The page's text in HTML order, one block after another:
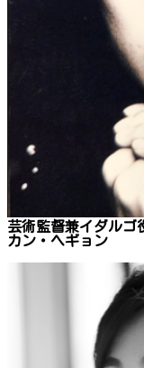
芸術監督兼イダルゴ
カン・ヘギョン